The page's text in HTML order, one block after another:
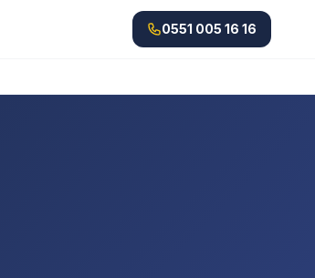
0551 005 16 16